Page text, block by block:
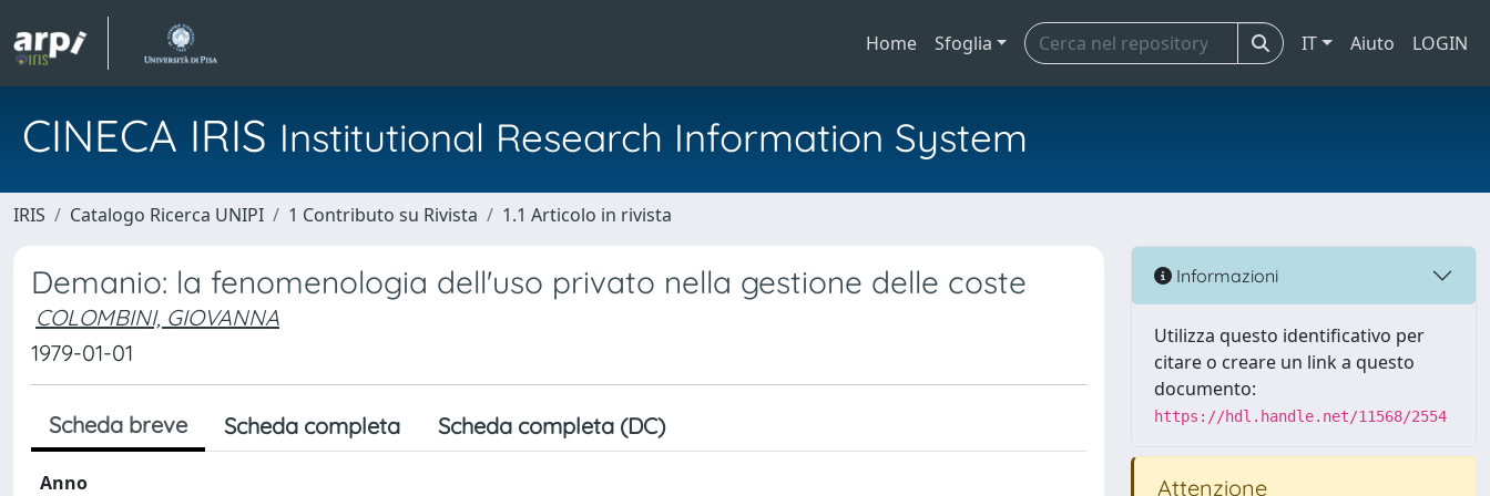
Home Sfoglia IT Aiuto LOGIN
CINECA IRIS Institutional Research Information System
IRIS Catalogo Ricerca UNIPI 1 Contributo su Rivista 1.1 Articolo in rivista
Demanio: la fenomenologia dell'uso privato nella gestione delle coste
COLOMBINI, GIOVANNA
1979-01-01
Scheda breve Scheda completa Scheda completa (DC)
Anno
Informazioni
Utilizza questo identificativo per
citare o creare un link a questo
documento:
https://hdl.handle.net/11568/2554
Attenzione